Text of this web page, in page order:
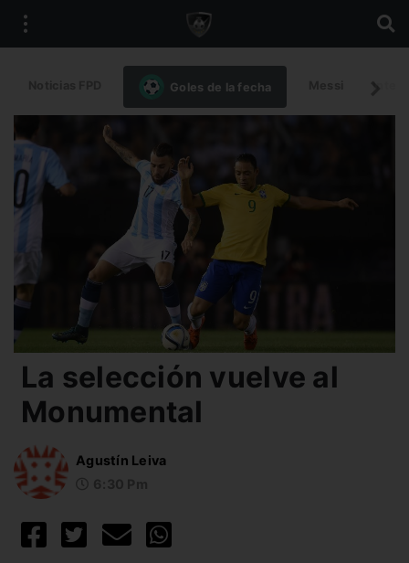
Goles de la fecha
La selección vuelve al
Monumental
Agustín Leiva